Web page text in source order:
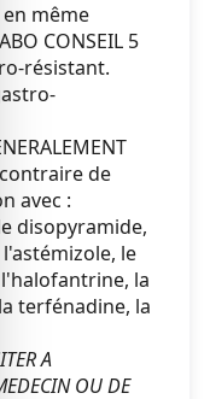
en même
CONSEIL 5
résistant.
contraire de
avec :
disopyramide,
le
l'halofantrine, la
terfénadine, la
A
OU DE